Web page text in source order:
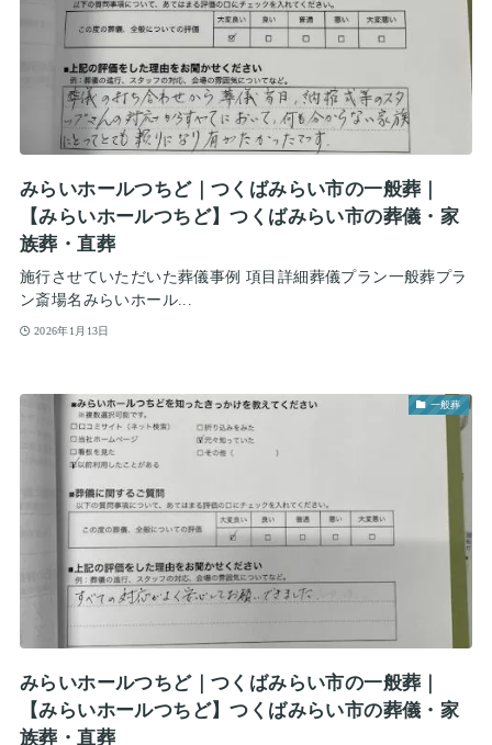
みらいホールつちど｜つくばみらい市の一般葬｜
【みらいホールつちど】つくばみらい市の葬儀・家
族葬・直葬
施行させていただいた葬儀事例 項目詳細葬儀プラン一般葬プラ
ン斎場名みらいホール...
2026年1月13日
一般葬
みらいホールつちど｜つくばみらい市の一般葬｜
【みらいホールつちど】つくばみらい市の葬儀・家
族葬・直葬